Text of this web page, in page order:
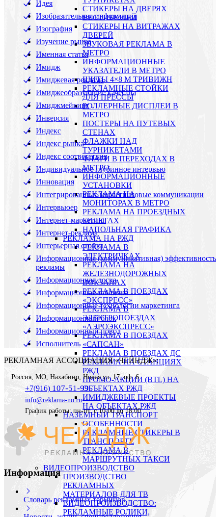
CТИКЕРЫ НА ДВЕРЯХ
ВЕСТИБЮЛЕЙ
CТИКЕРЫ НА ВИТРАЖАХ
ДВЕРЕЙ
ЗВУКОВАЯ РЕКЛАМА В
МЕТРО
ИНФОРМАЦИОННЫЕ
УКАЗАТЕЛИ В МЕТРО
ЩИТЫ 4×8 М ТРИВИЖН
РЕКЛАМНЫЕ СТОЙКИ
ДЛЯ ПРЕССЫ
РОЛЛЕРНЫЕ ДИСПЛЕИ В
МЕТРО
ПОСТЕРЫ НА ПУТЕВЫХ
СТЕНАХ
ФЛАЖКИ НАД
ТУРНИКЕТАМИ
ФЛАГИ В ПЕРЕХОДАХ В
МЕТРО
ИНФОРМАЦИОННЫЕ
УСТАНОВКИ
РЕКЛАМА НА
МОНИТОРАХ В МЕТРО
РЕКЛАМА НА ПРОЕЗДНЫХ
БИЛЕТАХ
НАПОЛЬНАЯ ГРАФИКА
РЕКЛАМА НА РЖД
РЕКЛАМА В
ЭЛЕКТРИЧКАХ
РЕКЛАМА НА
ЖЕЛЕЗНОДОРОЖНЫХ
ВОКЗАЛАХ
РЕКЛАМА В ПОЕЗДАХ
«ЭКСПРЕСС»
РЕКЛАМА В
ЭЛЕКТРОПОЕЗДАХ
«АЭРОЭКСПРЕСС»
РЕКЛАМА В ПОЕЗДАХ
«САПСАН»
РЕКЛАМА В ПОЕЗДАХ ДС
РЕКЛАМА НА СТАНЦИЯХ
РЖД
ПРОМО-АКЦИИ (BTL) НА
ОБЪЕКТАХ РЖД
ИМИДЖЕВЫЕ ПРОЕКТЫ
НА ОБЪЕКТАХ РЖД
НАЗЕМНЫЙ ТРАНСПОРТ
ОСОБЕННОСТИ
РЕКЛАМНЫЕ СТИКЕРЫ В
ТРАНСПОРТЕ
РЕКЛАМА В
МАРШРУТНЫХ ТАКСИ
ВИДЕОПРОИЗВОДСТВО
ПРОИЗВОДСТВО
РЕКЛАМНЫХ
МАТЕРИАЛОВ ДЛЯ ТВ
ВИДЕОПРОИЗВОДСТВО:
РЕКЛАМНЫЕ РОЛИКИ,
Идея
Изобразительная информация
Изография
Изучение рынка
Именная статья
Имидж
Имиджевая реклама
Имиджеобразующие качества
Имиджмейкинг
Инверсия
Индекс
Индекс рынка
Индекс соответствия
Индивидуальное глубинное интервью
Инновация
Интегрированные маргетинговые коммуникации
Интервьюер
Интернет-маркетинг
Интернет-реклама
Интерьерная стойка
Информационная (коммуникативная) эффективность
рекламы
Информационная доска
Информационная табличка
Информационные технологии маркетинга
Информационный блок
Информационный повод
Исполнитель
РЕКЛАМНАЯ АССОЦИАЦИЯ «ЧЕЙНДЖ»:
Россия, МО, Нахабино ,Новая ул. 17, оф. 6
+7(916) 107-51-99
info@reklama-no.ru
График работы: пн-пт. с 10.00 до 18.00
Информация
Словарь рекламных терминов